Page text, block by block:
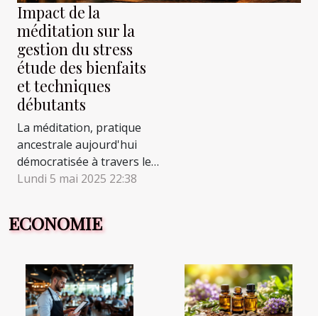
Impact de la
méditation sur la
gestion du stress
étude des bienfaits
et techniques
débutants
La méditation, pratique
ancestrale aujourd'hui
démocratisée à travers le
monde, est souvent
société où le stress
elle se présente comme
une solution douce et
accessible pour reprendre
Lundi 5 mai 2025 22:38
ECONOMIE